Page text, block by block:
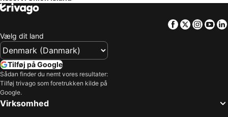
Facebook
Twitter
Vælg dit land
Tilføj på Google
Sådan finder du nemt vores resultater:
Tilføj trivago som foretrukken kilde på
Google.
Virksomhed